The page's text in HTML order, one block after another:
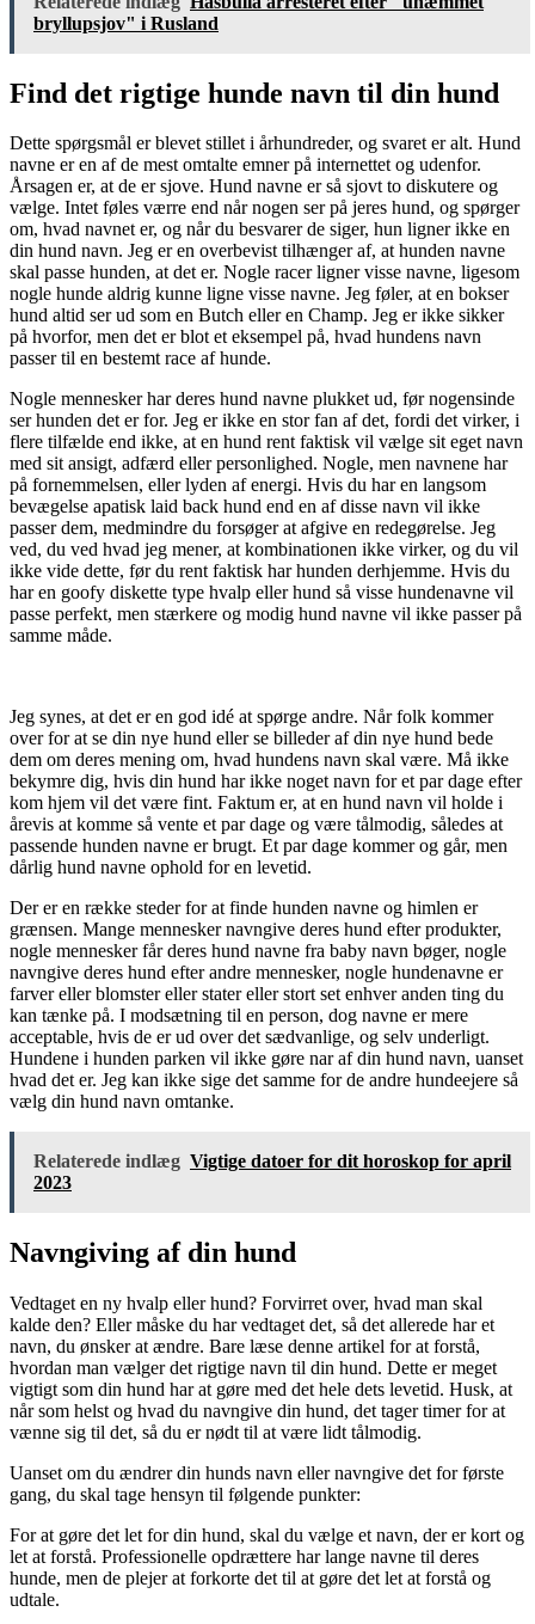
bryllupsjov" i Rusland
Find det rigtige hunde navn til din hund
Dette spørgsmål er blevet stillet i århundreder, og svaret er alt. Hund
navne er en af de mest omtalte emner på internettet og udenfor.
Årsagen er, at de er sjove. Hund navne er så sjovt to diskutere og
vælge. Intet føles værre end når nogen ser på jeres hund, og spørger
om, hvad navnet er, og når du besvarer de siger, hun ligner ikke en
din hund navn. Jeg er en overbevist tilhænger af, at hunden navne
skal passe hunden, at det er. Nogle racer ligner visse navne, ligesom
nogle hunde aldrig kunne ligne visse navne. Jeg føler, at en bokser
hund altid ser ud som en Butch eller en Champ. Jeg er ikke sikker
på hvorfor, men det er blot et eksempel på, hvad hundens navn
passer til en bestemt race af hunde.
Nogle mennesker har deres hund navne plukket ud, før nogensinde
ser hunden det er for. Jeg er ikke en stor fan af det, fordi det virker, i
flere tilfælde end ikke, at en hund rent faktisk vil vælge sit eget navn
med sit ansigt, adfærd eller personlighed. Nogle, men navnene har
på fornemmelsen, eller lyden af energi. Hvis du har en langsom
bevægelse apatisk laid back hund end en af disse navn vil ikke
passer dem, medmindre du forsøger at afgive en redegørelse. Jeg
ved, du ved hvad jeg mener, at kombinationen ikke virker, og du vil
ikke vide dette, før du rent faktisk har hunden derhjemme. Hvis du
har en goofy diskette type hvalp eller hund så visse hundenavne vil
passe perfekt, men stærkere og modig hund navne vil ikke passer på
samme måde.
Jeg synes, at det er en god idé at spørge andre. Når folk kommer
over for at se din nye hund eller se billeder af din nye hund bede
dem om deres mening om, hvad hundens navn skal være. Må ikke
bekymre dig, hvis din hund har ikke noget navn for et par dage efter
kom hjem vil det være fint. Faktum er, at en hund navn vil holde i
årevis at komme så vente et par dage og være tålmodig, således at
passende hunden navne er brugt. Et par dage kommer og går, men
dårlig hund navne ophold for en levetid.
Der er en række steder for at finde hunden navne og himlen er
grænsen. Mange mennesker navngive deres hund efter produkter,
nogle mennesker får deres hund navne fra baby navn bøger, nogle
navngive deres hund efter andre mennesker, nogle hundenavne er
farver eller blomster eller stater eller stort set enhver anden ting du
kan tænke på. I modsætning til en person, dog navne er mere
acceptable, hvis de er ud over det sædvanlige, og selv underligt.
Hundene i hunden parken vil ikke gøre nar af din hund navn, uanset
hvad det er. Jeg kan ikke sige det samme for de andre hundeejere så
vælg din hund navn omtanke.
Relaterede indlæg Vigtige datoer for dit horoskop for april
2023
Navngiving af din hund
Vedtaget en ny hvalp eller hund? Forvirret over, hvad man skal
kalde den? Eller måske du har vedtaget det, så det allerede har et
navn, du ønsker at ændre. Bare læse denne artikel for at forstå,
hvordan man vælger det rigtige navn til din hund. Dette er meget
vigtigt som din hund har at gøre med det hele dets levetid. Husk, at
når som helst og hvad du navngive din hund, det tager timer for at
vænne sig til det, så du er nødt til at være lidt tålmodig.
Uanset om du ændrer din hunds navn eller navngive det for første
gang, du skal tage hensyn til følgende punkter:
For at gøre det let for din hund, skal du vælge et navn, der er kort og
let at forstå. Professionelle opdrættere har lange navne til deres
hunde, men de plejer at forkorte det til at gøre det let at forstå og
udtale.